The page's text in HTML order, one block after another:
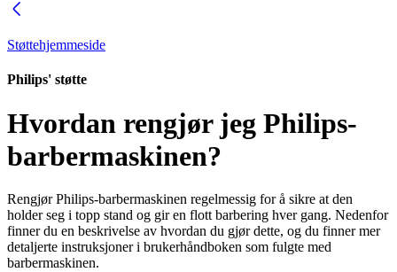
Støttehjemmeside
Philips' støtte
Hvordan rengjør jeg Philips-
barbermaskinen?
Rengjør Philips-barbermaskinen regelmessig for å sikre at den
holder seg i topp stand og gir en flott barbering hver gang. Nedenfor
finner du en beskrivelse av hvordan du gjør dette, og du finner mer
detaljerte instruksjoner i brukerhåndboken som fulgte med
barbermaskinen.